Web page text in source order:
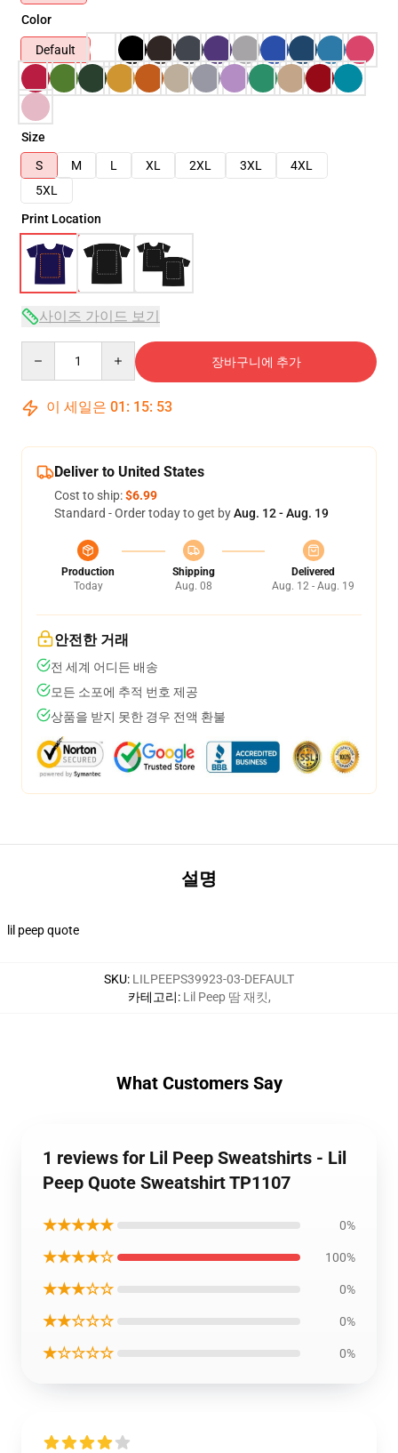
Color
Default
Size
S
M L XL 2XL 3XL
4XL
5XL
Print Location
사이즈 가이드 보기
장바구니에 추가
이 세일은 01 : 15: 53
Deliver to United States
Cost to ship:$6.99
Standard - Order today to get byAug. 12 - Aug. 19
Production
Today
Shipping
Aug. 08
Delivered
Aug. 12 - Aug. 19
안전한 거래
전 세계 어디든 배송
모든 소포에 추적 번호 제공
상품을 받지 못한 경우 전액 환불
설명
lil peep quote
SKU: LILPEEPS39923-03-DEFAULT
카테고리: Lil Peep 땀 재킷,
What Customers Say
1 reviews for Lil Peep Sweatshirts - Lil
Peep Quote Sweatshirt TP1107
★★★★★ 0%
★★★★☆ 100%
★★★☆☆ 0%
★★☆☆☆ 0%
★☆☆☆☆ 0%